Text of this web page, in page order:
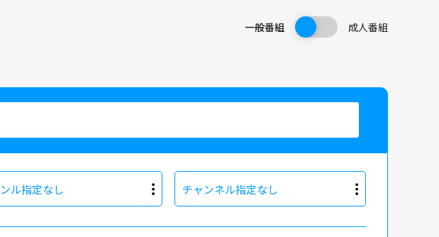
一般番組 成人番組
ル指定なし チャンネル指定なし